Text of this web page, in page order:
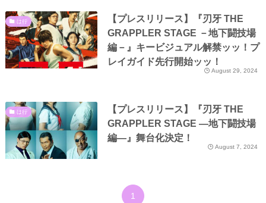
は行
【プレスリリース】『刃牙 THE
GRAPPLER STAGE －地下闘技場
編－』キービジュアル解禁ッッ！プ
レイガイド先行開始ッッ！
August 29, 2024
は行
【プレスリリース】『刃牙 THE
GRAPPLER STAGE ―地下闘技場
編―』舞台化決定！
August 7, 2024
1